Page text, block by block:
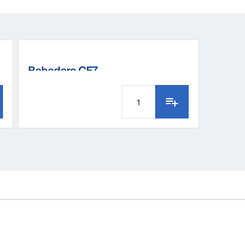
Bebedero CF7